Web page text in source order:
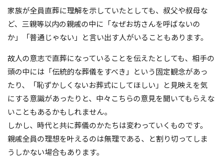
家族が全員直葬に理解を示していたとしても、叔父や叔母な
ど、三親等以内の親戚の中に「なぜお坊さんを呼ばないの
か」「普通じゃない」と言い出す人がいることもあります。
故人の意志で直葬になっていることを伝えたとしても、相手の
頭の中には「伝統的な葬儀をすべき」という固定観念があっ
たり、「恥ずかしくないお葬式にしてほしい」と見映えを気
にする意識があったりと、中々こちらの意見を聞いてもらえな
いこともあるかもしれません。
しかし、時代と共に葬儀のかたちは変わっていくものです。
親戚全員の理想を叶えるのは無理である、と割り切ってしま
うしかない場合もあります。